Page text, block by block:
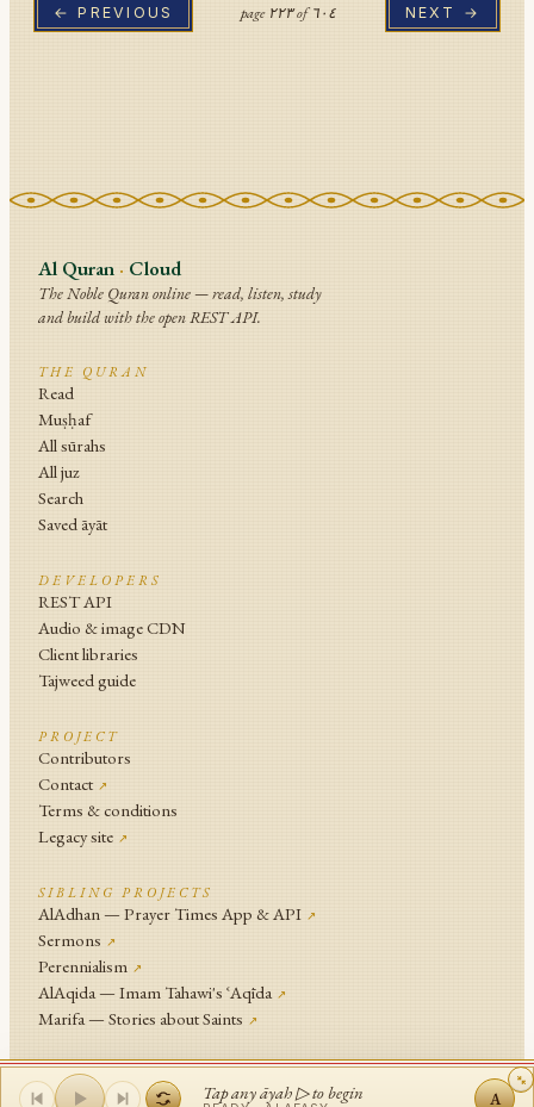
← PREVIOUS page ٢٢٣of٦٠٤ NEXT →
Al Quran · Cloud
The Noble Quran online — read, listen, study
and build with the open REST API.
THE QURAN
Read
Muṣḥaf
All sūrahs
All juz
Search
Saved āyāt
DEVELOPERS
REST API
Audio & image CDN
Client libraries
Tajweed guide
PROJECT
Contributors
Contact ↗
Terms & conditions
Legacy site ↗
SIBLING PROJECTS
AlAdhan — Prayer Times App & API ↗
Sermons ↗
Perennialism ↗
AlAqida — Imam Tahawi's ʿAqīda ↗
Marifa — Stories about Saints ↗
An Islamic NetworkProject .Tap any āyah ▷ to begin A